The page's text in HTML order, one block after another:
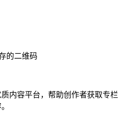
的二维码
内容平台，帮助创作者获取专栏